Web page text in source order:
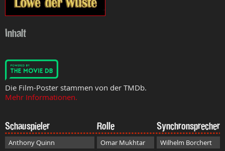
Inhalt
Die Film-Poster stammen von der TMDb.
Mehr Informationen.
Schauspieler Rolle Synchronsprecher
Anthony Quinn Omar Mukhtar Wilhelm Borchert